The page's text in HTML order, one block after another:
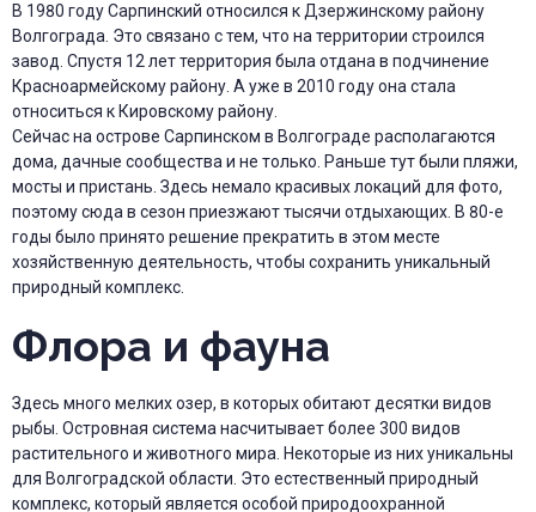
В 1980 году Сарпинский относился к Дзержинскому району
Волгограда. Это связано с тем, что на территории строился
завод. Спустя 12 лет территория была отдана в подчинение
Красноармейскому району. А уже в 2010 году она стала
относиться к Кировскому району.
Сейчас на острове Сарпинском в Волгограде располагаются
дома, дачные сообщества и не только. Раньше тут были пляжи,
мосты и пристань. Здесь немало красивых локаций для фото,
поэтому сюда в сезон приезжают тысячи отдыхающих. В 80-е
годы было принято решение прекратить в этом месте
хозяйственную деятельность, чтобы сохранить уникальный
природный комплекс.
Флора и фауна
Здесь много мелких озер, в которых обитают десятки видов
рыбы. Островная система насчитывает более 300 видов
растительного и животного мира. Некоторые из них уникальны
для Волгоградской области. Это естественный природный
комплекс, который является особой природоохранной